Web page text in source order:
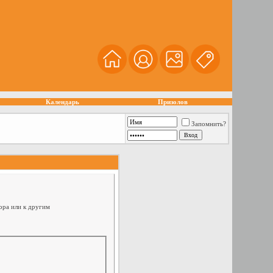
Календарь Призолов
Запомнить?
или к другим